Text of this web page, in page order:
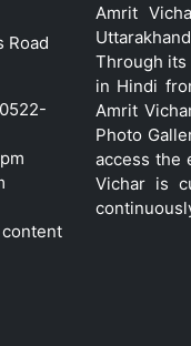
Road
Amrit
Through its
in Hindi
Amrit
Photo
access the
Vichar is